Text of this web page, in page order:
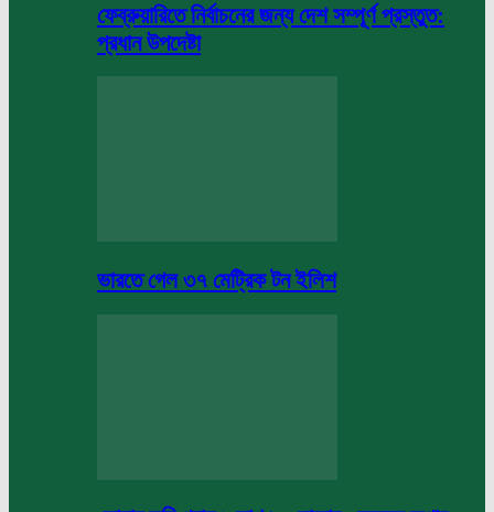
ফেব্রুয়ারিতে নির্বাচনের জন্য দেশ সম্পূর্ণ প্রস্তুত:
প্রধান উপদেষ্টা
ভারতে গেল ৩৭ মেট্রিক টন ইলিশ